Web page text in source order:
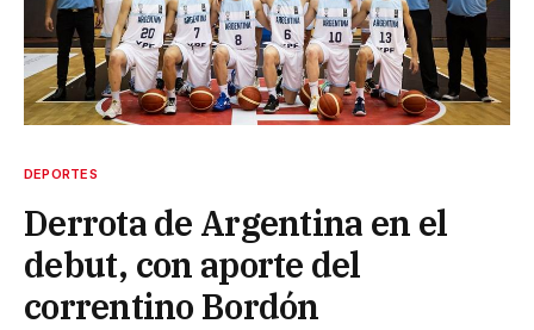
DEPORTES
Derrota de Argentina en el
debut, con aporte del
correntino Bordón